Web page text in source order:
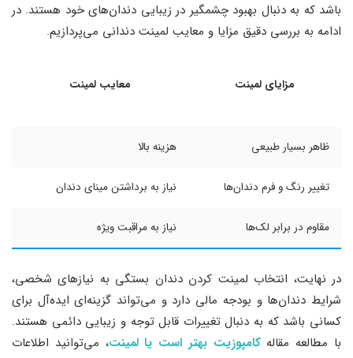
باشد که به دنبال بهبود چشمگیر در زیبایی دندان‌های خود هستند. در
ادامه به بررسی دقیق مزایا و معایب لمینت دندانی می‌پردازیم.
مزایای لمینت معایب لمینت
ظاهر بسیار طبیعی هزینه بالا
تغییر رنگ و فرم دندان‌ها نیاز به برداشتن مینای دندان
مقاوم در برابر لک‌ها نیاز به مراقبت ویژه
در نهایت، انتخاب لمینت کردن دندان بستگی به نیازهای شخصی،
شرایط دندان‌ها و بودجه مالی دارد و می‌تواند گزینه‌ای ایده‌آل برای
کسانی باشد که به دنبال تغییرات قابل توجه و زیبایی دائمی هستند.
با مطالعه مقالهکامپوزیت بهتر است یا لمینت، می‌توانید اطلاعات